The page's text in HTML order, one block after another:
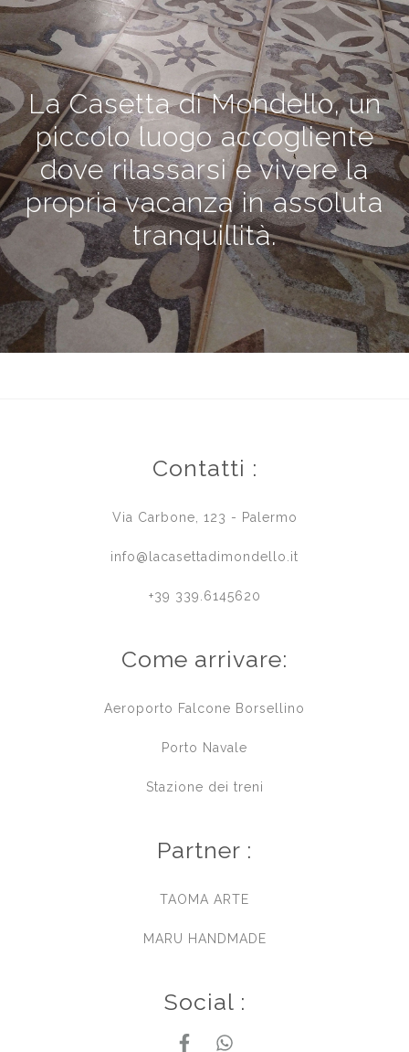
La Casetta di Mondello, un
piccolo luogo accogliente
dove rilassarsi e vivere la
propria vacanza in assoluta
tranquillità.
Contatti :
Via Carbone, 123 - Palermo
info@lacasettadimondello.it
+39 339.6145620
Come arrivare:
Aeroporto Falcone Borsellino
Porto Navale
Stazione dei treni
Partner :
TAOMA ARTE
MARU HANDMADE
Social :